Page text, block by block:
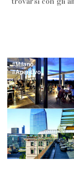
Milano
Aperitivo